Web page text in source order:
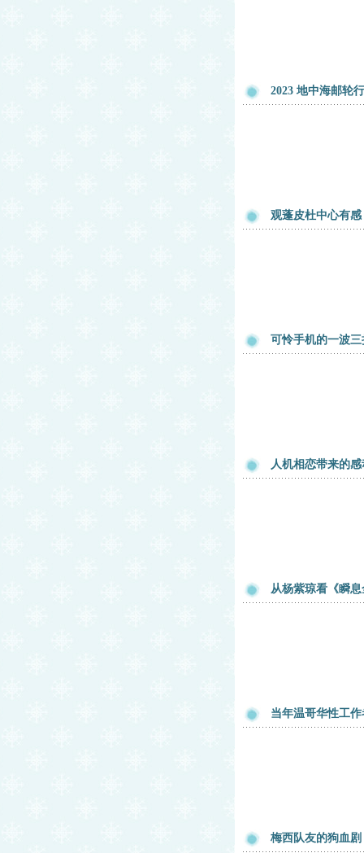
2023 地中海邮轮
观蓬皮杜中心有感
可怜手机的一波三
人机相恋带来的感
从杨紫琼看《瞬
当年温哥华性工
梅西队友的狗血剧